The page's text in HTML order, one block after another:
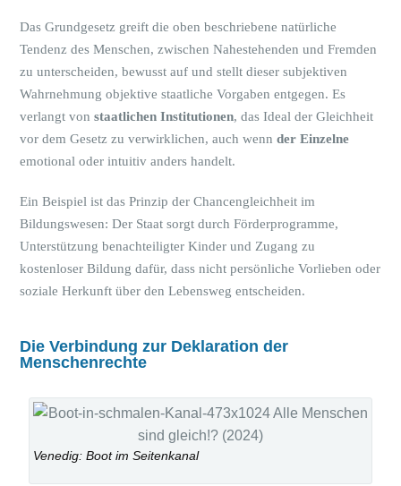
Das Grundgesetz greift die oben beschriebene natürliche
Tendenz des Menschen, zwischen Nahestehenden und Fremden
zu unterscheiden, bewusst auf und stellt dieser subjektiven
Wahrnehmung objektive staatliche Vorgaben entgegen. Es
verlangt von staatlichen Institutionen, das Ideal der Gleichheit
vor dem Gesetz zu verwirklichen, auch wenn der Einzelne
emotional oder intuitiv anders handelt.
Ein Beispiel ist das Prinzip der Chancengleichheit im
Bildungswesen: Der Staat sorgt durch Förderprogramme,
Unterstützung benachteiligter Kinder und Zugang zu
kostenloser Bildung dafür, dass nicht persönliche Vorlieben oder
soziale Herkunft über den Lebensweg entscheiden.
Die Verbindung zur Deklaration der
Menschenrechte
Venedig: Boot im Seitenkanal